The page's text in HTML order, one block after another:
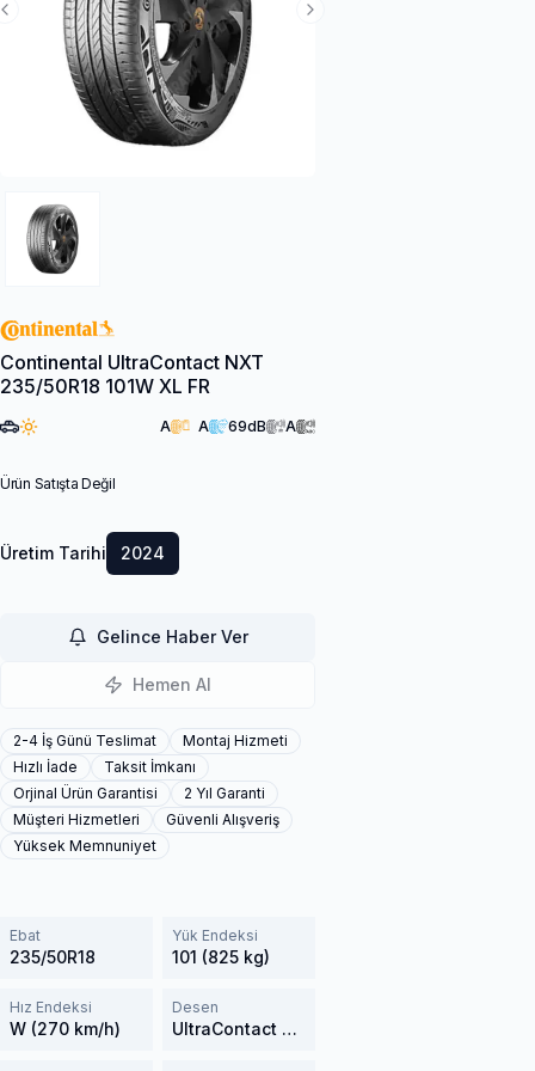
Next Slide
Previous Slide
Continental UltraContact NXT
235/50R18 101W XL FR
A A 69dB A
Ürün Satışta Değil
Üretim Tarihi 2024
Gelince Haber Ver
Hemen Al
2-4 İş Günü Teslimat
Montaj Hizmeti
Hızlı İade
Taksit İmkanı
Orjinal Ürün Garantisi
2 Yıl Garanti
Müşteri Hizmetleri
Güvenli Alışveriş
Yüksek Memnuniyet
Ebat
235/50R18
Yük Endeksi
101 (825 kg)
Hız Endeksi
W (270 km/h)
Desen
UltraContact NXT